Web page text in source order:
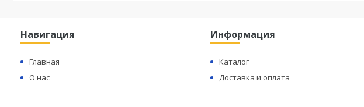
Навигация
Главная
О нас
Информация
Каталог
Доставка и оплата